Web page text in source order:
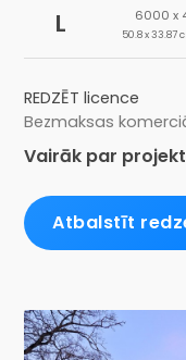
L 6000 x
50.8 x 33.87
REDZĒT licence
Bezmaksas
Vairāk par
Atbalstīt